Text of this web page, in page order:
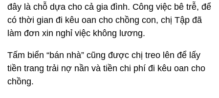
đây là chỗ dựa cho cả gia đình. Công việc bê trễ, để
có thời gian đi kêu oan cho chồng con, chị Tập đã
làm đơn xin nghỉ việc không lương.
Tấm biển “bán nhà” cũng được chị treo lên để lấy
tiền trang trải nợ nần và tiền chi phí đi kêu oan cho
chồng.